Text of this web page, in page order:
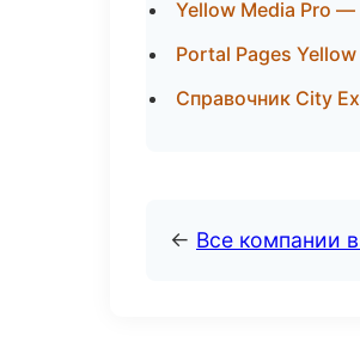
Yellow Media Pro
Portal Pages
Справочник City
← Все компании